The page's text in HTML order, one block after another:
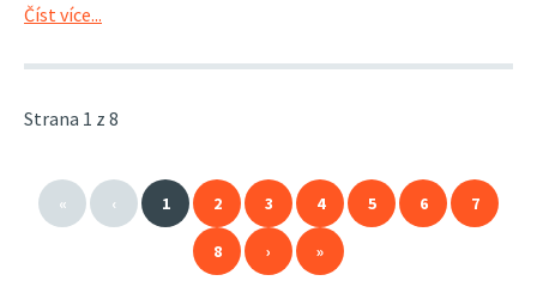
Číst více...
Strana 1 z 8
« ‹ 1 2 3 4 5 6 7
8 › »